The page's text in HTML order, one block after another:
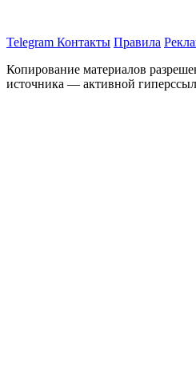
Telegram Контакты Правила
Копирование материалов
источника — активной